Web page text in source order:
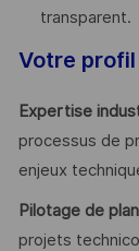
transparent.
Votre profil
Expertise
processus de
enjeux
Pilotage de
projets